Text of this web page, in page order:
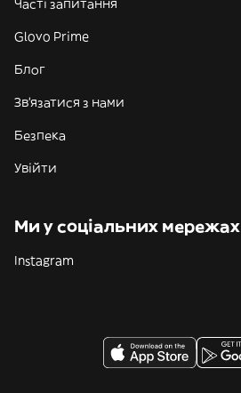
Часті запитання
Glovo Prime
Блог
Зв'язатися з нами
Безпека
Увійти
Ми у соціальних мережах
Instagram